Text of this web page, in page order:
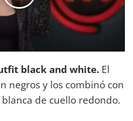
black and white. El
negros y los combinó con
de cuello redondo.